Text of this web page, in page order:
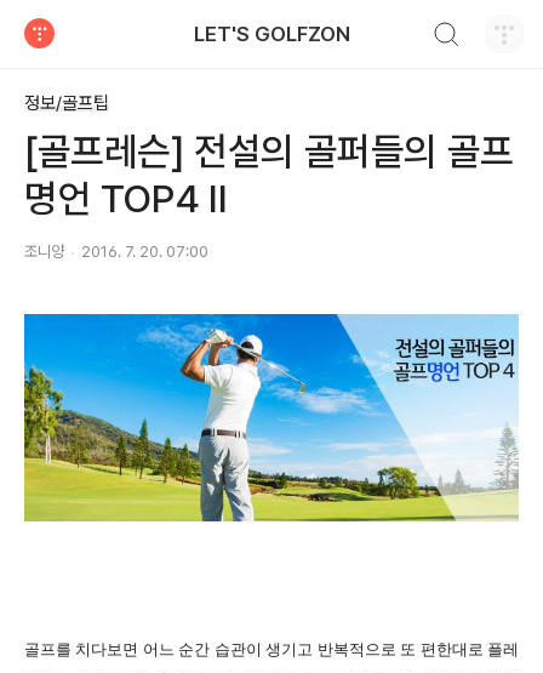
LET'S GOLFZON
정보/골프팁
[골프레슨] 전설의 골퍼들의 골프
명언 TOP4 Ⅱ
조니양 2016. 7. 20. 07:00
골프를 치다보면 어느 순간 습관이 생기고 반복적으로 또 편한대로 플레